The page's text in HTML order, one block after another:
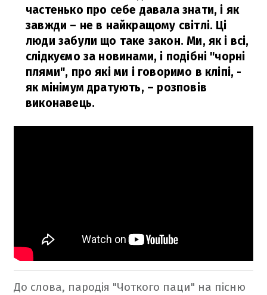
частенько про себе давала знати, і як
завжди – не в найкращому світлі. Ці
люди забули що таке закон. Ми, як і всі,
слідкуємо за новинами, і подібні "чорні
плями", про які ми і говоримо в кліпі, -
як мінімум дратують, – розповів
виконавець.
До слова, пародія "Чоткого паци" на пісню